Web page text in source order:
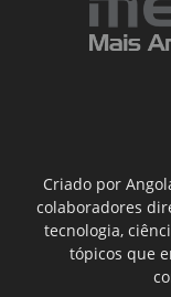
Criado por
colaboradores
tecnologia,
tópicos que